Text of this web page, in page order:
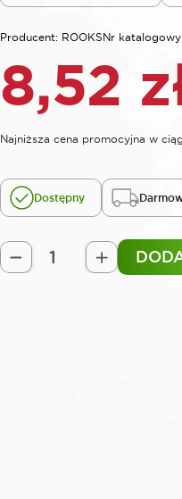
Producent: ROOKSNr katalogowy:
8,52
Najniższa cena promocyjna w
Dostępny
ilość